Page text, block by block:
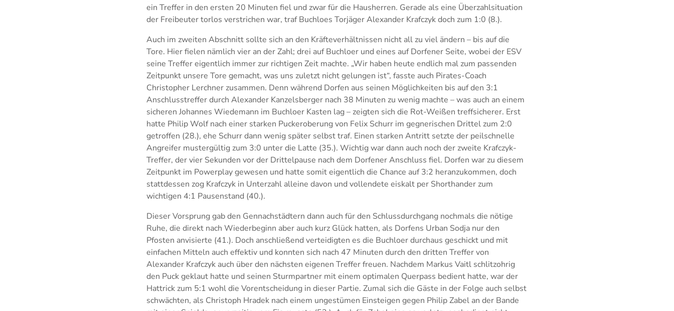
ein Treffer in den ersten 20 Minuten fiel und zwar für die Hausherren. Gerade als eine Überzahlsituation
der Freibeuter torlos verstrichen war, traf Buchloes Torjäger Alexander Krafczyk doch zum 1:0 (8.).
Auch im zweiten Abschnitt sollte sich an den Kräfteverhältnissen nicht all zu viel ändern – bis auf die
Tore. Hier fielen nämlich vier an der Zahl; drei auf Buchloer und eines auf Dorfener Seite, wobei der ESV
seine Treffer eigentlich immer zur richtigen Zeit machte. „Wir haben heute endlich mal zum passenden
Zeitpunkt unsere Tore gemacht, was uns zuletzt nicht gelungen ist“, fasste auch Pirates-Coach
Christopher Lerchner zusammen. Denn während Dorfen aus seinen Möglichkeiten bis auf den 3:1
Anschlusstreffer durch Alexander Kanzelsberger nach 38 Minuten zu wenig machte – was auch an einem
sicheren Johannes Wiedemann im Buchloer Kasten lag – zeigten sich die Rot-Weißen treffsicherer. Erst
hatte Philip Wolf nach einer starken Puckeroberung von Felix Schurr im gegnerischen Drittel zum 2:0
getroffen (28.), ehe Schurr dann wenig später selbst traf. Einen starken Antritt setzte der peilschnelle
Angreifer mustergültig zum 3:0 unter die Latte (35.). Wichtig war dann auch noch der zweite Krafczyk-
Treffer, der vier Sekunden vor der Drittelpause nach dem Dorfener Anschluss fiel. Dorfen war zu diesem
Zeitpunkt im Powerplay gewesen und hatte somit eigentlich die Chance auf 3:2 heranzukommen, doch
stattdessen zog Krafczyk in Unterzahl alleine davon und vollendete eiskalt per Shorthander zum
wichtigen 4:1 Pausenstand (40.).
Dieser Vorsprung gab den Gennachstädtern dann auch für den Schlussdurchgang nochmals die nötige
Ruhe, die direkt nach Wiederbeginn aber auch kurz Glück hatten, als Dorfens Urban Sodja nur den
Pfosten anvisierte (41.). Doch anschließend verteidigten es die Buchloer durchaus geschickt und mit
einfachen Mitteln auch effektiv und konnten sich nach 47 Minuten durch den dritten Treffer von
Alexander Krafczyk auch über den nächsten eigenen Treffer freuen. Nachdem Markus Vaitl schlitzohrig
den Puck geklaut hatte und seinen Sturmpartner mit einem optimalen Querpass bedient hatte, war der
Hattrick zum 5:1 wohl die Vorentscheidung in dieser Partie. Zumal sich die Gäste in der Folge auch selbst
schwächten, als Christoph Hradek nach einem ungestümen Einsteigen gegen Philip Zabel an der Bande